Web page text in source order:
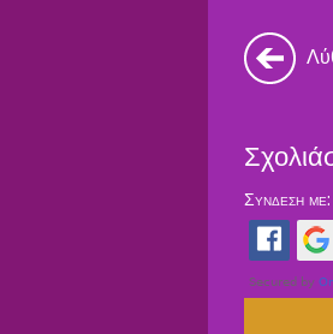
Σύνδεση με: